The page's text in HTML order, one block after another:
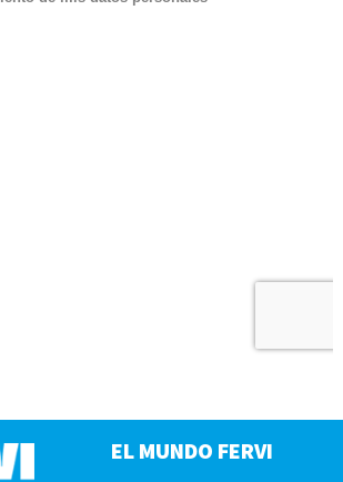
EL MUNDO FERVI